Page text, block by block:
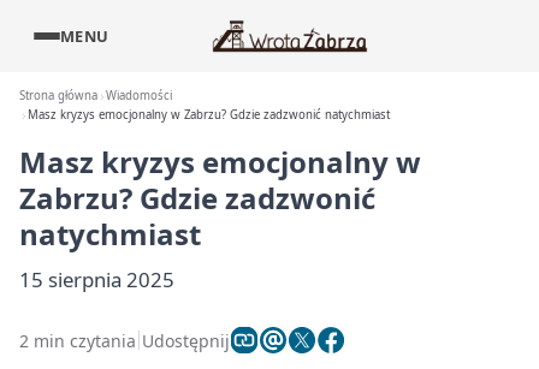
MENU
Strona główna Wiadomości
Masz kryzys emocjonalny w Zabrzu? Gdzie zadzwonić natychmiast
Masz kryzys emocjonalny w
Zabrzu? Gdzie zadzwonić
natychmiast
15 sierpnia 2025
2 min czytania Udostępnij